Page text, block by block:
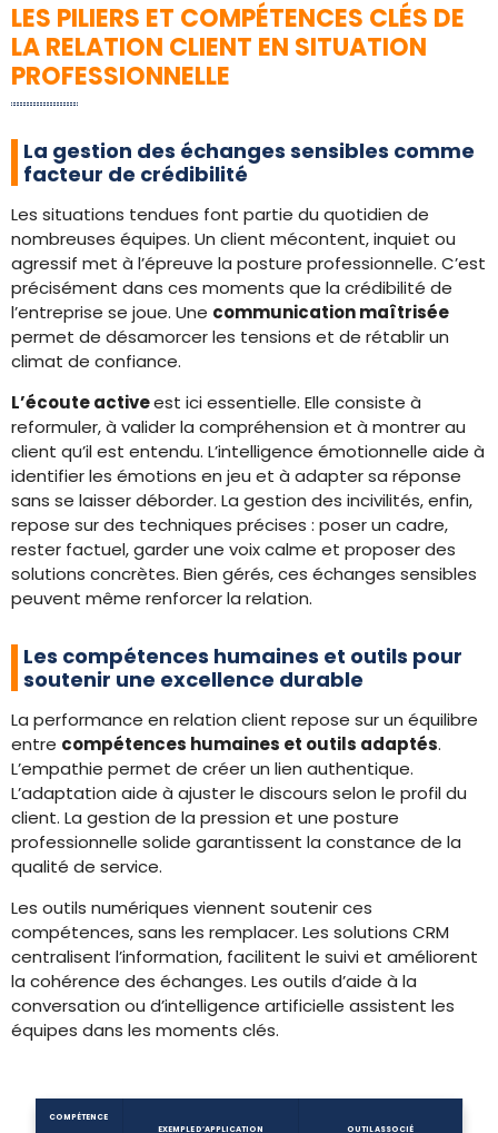
LES PILIERS ET COMPÉTENCES CLÉS DE
LA RELATION CLIENT EN SITUATION
PROFESSIONNELLE
La gestion des échanges sensibles comme
facteur de crédibilité
Les situations tendues font partie du quotidien de
nombreuses équipes. Un client mécontent, inquiet ou
agressif met à l’épreuve la posture professionnelle. C’est
précisément dans ces moments que la crédibilité de
l’entreprise se joue. Une communication maîtrisée
permet de désamorcer les tensions et de rétablir un
climat de confiance.
L’écoute activeest ici essentielle. Elle consiste à
reformuler, à valider la compréhension et à montrer au
client qu’il est entendu. L’intelligence émotionnelle aide à
identifier les émotions en jeu et à adapter sa réponse
sans se laisser déborder. La gestion des incivilités, enfin,
repose sur des techniques précises : poser un cadre,
rester factuel, garder une voix calme et proposer des
solutions concrètes. Bien gérés, ces échanges sensibles
peuvent même renforcer la relation.
Les compétences humaines et outils pour
soutenir une excellence durable
La performance en relation client repose sur un équilibre
entre compétences humaines et outils adaptés.
L’empathie permet de créer un lien authentique.
L’adaptation aide à ajuster le discours selon le profil du
client. La gestion de la pression et une posture
professionnelle solide garantissent la constance de la
qualité de service.
Les outils numériques viennent soutenir ces
compétences, sans les remplacer. Les solutions CRM
centralisent l’information, facilitent le suivi et améliorent
la cohérence des échanges. Les outils d’aide à la
conversation ou d’intelligence artificielle assistent les
équipes dans les moments clés.
COMPÉTENCE
EXEMPLE D’APPLICATION
OUTIL ASSOCIÉ